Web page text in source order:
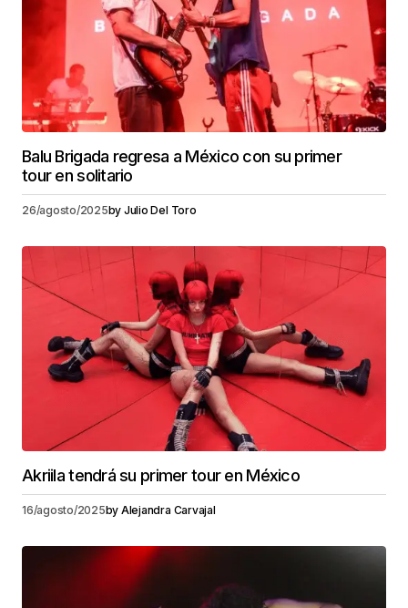
Balu Brigada regresa a México con su primer
tour en solitario
26/agosto/2025by Julio Del Toro
Akriila tendrá su primer tour en México
16/agosto/2025by Alejandra Carvajal